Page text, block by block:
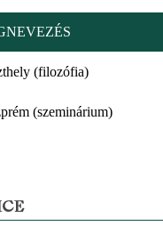
(filozófia)
(szeminárium)